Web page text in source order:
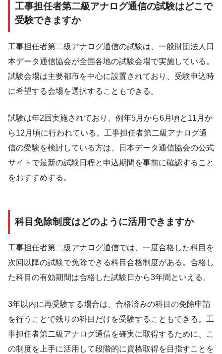
工事担任者第二級アナログ通信の試験はどこで
受験できますか
工事担任者第二級アナログ通信の試験は、一般財団法人日
本データ通信協会が全国各地の試験会場で実施している。
試験会場は主要都市を中心に設置されており、受験申込時
に希望する会場を選択することもできる。
試験は年2回実施されており、例年5月から6月頃と11月か
ら12月頃に行われている。工事担任者第二級アナログ通
信の受験を検討している方は、日本データ通信協会の公式
サイトで最新の試験日程と申込期間を事前に確認すること
をおすすめする。
科目免除制度はどのように活用できますか
工事担任者第二級アナログ通信では、一度合格した科目を
次回以降の試験で免除できる科目合格制度がある。合格し
た科目の有効期間は合格した試験日から3年間といえる。
3年以内に再受験する場合は、合格済みの科目の免除申請
を行うことで残りの科目だけを受験することもできる。工
事担任者第二級アナログ通信を確実に取得するために、こ
の制度を上手に活用して段階的に資格取得を目指すことを